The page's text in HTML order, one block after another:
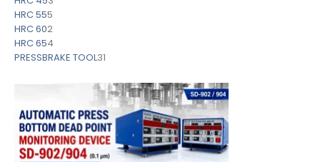
HRC 555
HRC 602
HRC 654
PRESSBRAKE TOOL31